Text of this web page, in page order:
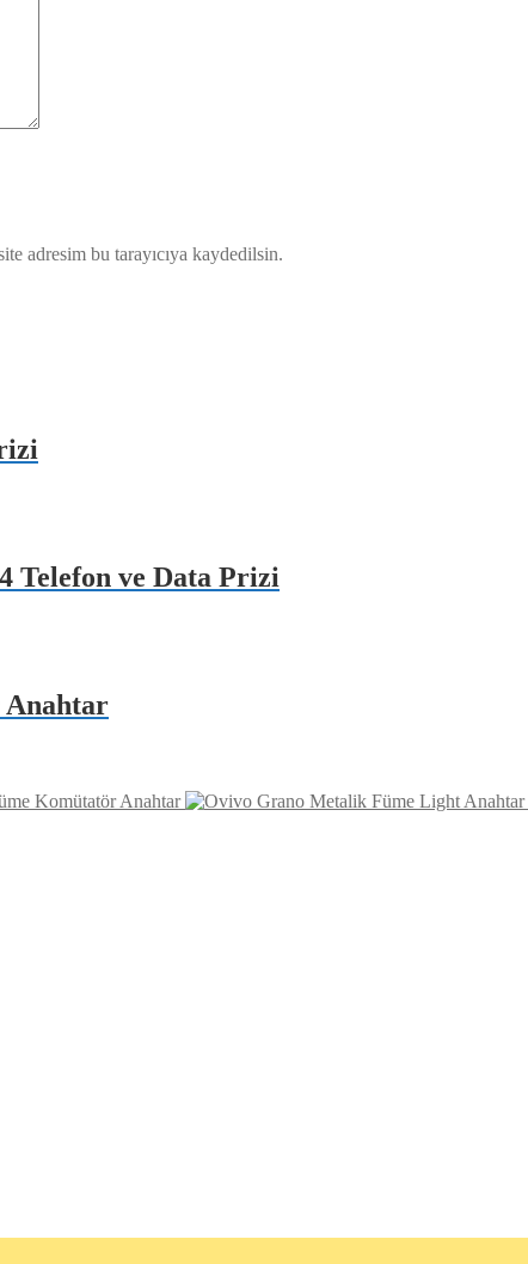
adresim bu tarayıcıya kaydedilsin.
Telefon ve Data Prizi
Komütatör Anahtar